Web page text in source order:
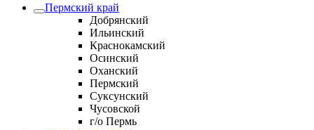
Пермский край
Добрянский
Ильинский
Краснокамский
Осинский
Оханский
Пермский
Суксунский
Чусовской
г/о Пермь